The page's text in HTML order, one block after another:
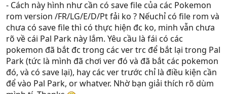
- Cách này hình như cần có save file của các Pokemon
rom version /FR/LG/E/D/Pt fải ko ? Nếuchỉ có file rom và
chưa có save file thì có thực hiện đc ko, minh vẫn chưa
rõ về cái Pal Park này lắm. Yêu cầu là fái có các
pokemon đã bắt đc trong các ver trc để bắt lại trong Pal
Park (tức là mình đã chơi ver đó và đã bắt các pokemon
đó, và có save lại), hay các ver trước chỉ là điều kiện cần
để vào Pal Park, or whatver. Nhờ bạn giải thích rõ dùm